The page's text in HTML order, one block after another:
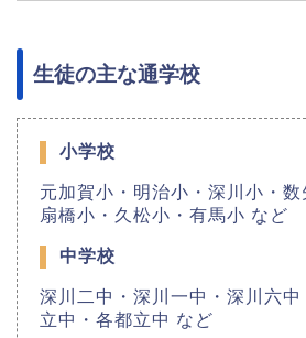
生徒の主な通学校
小学校
元加賀小・明治小・深川小・数
扇橋小・久松小・有馬小 など
中学校
深川二中・深川一中・深川六
立中・各都立中 など